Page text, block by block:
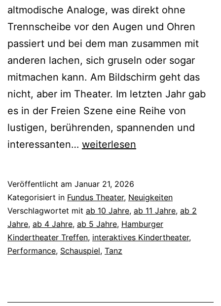
altmodische Analoge, was direkt ohne
Trennscheibe vor den Augen und Ohren
passiert und bei dem man zusammen mit
anderen lachen, sich gruseln oder sogar
mitmachen kann. Am Bildschirm geht das
nicht, aber im Theater. Im letzten Jahr gab
es in der Freien Szene eine Reihe von
lustigen, berührenden, spannenden und
interessanten… Hamburger
weiterlesen
Veröffentlicht am Januar 21, 2026
Kategorisiert in Fundus Theater, Neuigkeiten
Verschlagwortet mit ab 10 Jahre, ab 11 Jahre, ab 2
Jahre, ab 4 Jahre, ab 5 Jahre, Hamburger
Kindertheater Treffen, interaktives Kindertheater,
Performance, Schauspiel, Tanz